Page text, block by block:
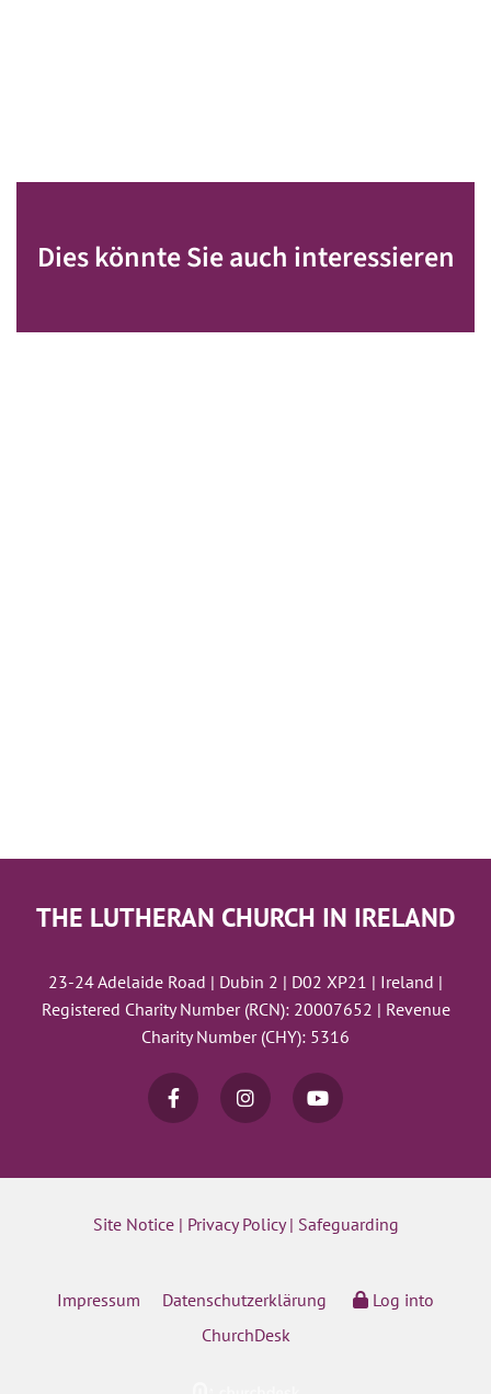
Dies könnte Sie auch interessieren
THE LUTHERAN CHURCH IN IRELAND
23-24 Adelaide Road | Dubin 2 | D02 XP21 | Ireland |
Registered Charity Number (RCN): 20007652 | Revenue
Charity Number (CHY): 5316
Site Notice| Privacy Policy| Safeguarding
Impressum Datenschutzerklärung
Log into
ChurchDesk